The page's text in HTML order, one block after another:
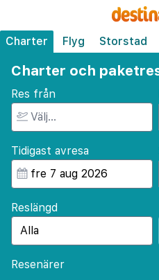
Charter Flyg Storstad
Charter och
Res från
Tidigast avresa
Reslängd
Resenärer